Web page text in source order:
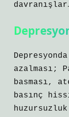
azalması;
basması,
basınç